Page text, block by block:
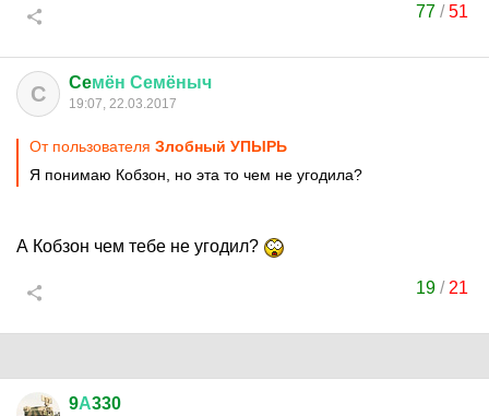
77/51
C Ceмён Семёныч
19:07, 22.03.2017
От пользователя Злобный УПЫРЬ
Я понимаю Кобзон, но эта то чем не угодила?
А Кобзон чем тебе не угодил?
19/ 21
9А330